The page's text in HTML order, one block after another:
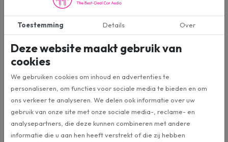
een complete en betrouwbare
headunit in huis die perfect past in
vrijwel elke auto.
€ 105,00
€ 119,00adviesprijs
Bestel direct
€ 119,00
Bestel direct
Toestemming Details Over
Deze website maakt gebruik van
cookies
We gebruiken cookies om inhoud en advertenties te
personaliseren, om functies voor sociale media te bieden en om
ons verkeer te analyseren. We delen ook informatie over uw
gebruik van onze site met onze sociale media-, reclame- en
analysepartners, die deze kunnen combineren met andere
informatie die u aan hen heeft verstrekt of die zij hebben